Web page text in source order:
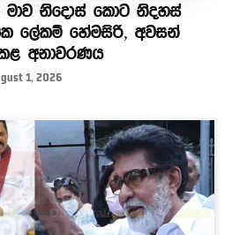
මාව නිදොස් කොට නිදහස්
ලේකම් හේමසිරි, අවසන්
අනාවරණය
1, 2026